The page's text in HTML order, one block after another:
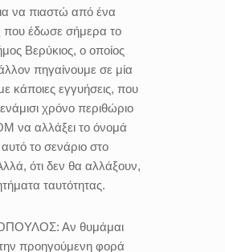
να πιαστώ από ένα
που έδωσε σήμερα το
Βερύκιος, ο οποίος
πηγαίνουμε σε μία
κάποιες εγγυήσεις, που
χρόνο περιθώριο
να αλλάξει το όνομά
αυτό το σενάριο στο
ότι δεν θα αλλάξουν,
ταυτότητας.
Αν θυμάμαι
προηγούμενη φορά